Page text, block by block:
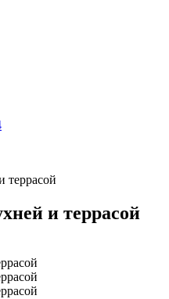
террасой
и террасой